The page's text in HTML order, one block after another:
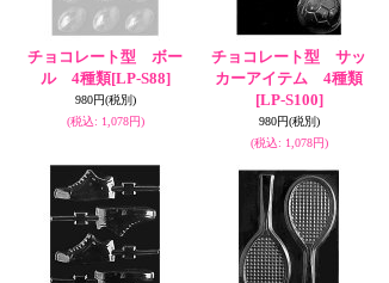
チョコレート型 ボー
ル 4種類[LP-S88]
980円(税別)
(税込: 1,078円)
チョコレート型 サッ
カーアイテム 4種類
[LP-S100]
980円(税別)
(税込: 1,078円)